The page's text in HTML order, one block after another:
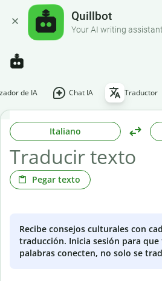
Quillbot
Your AI writing assistant
de IA Chat IA Traductor
Italiano
Pegar texto
Recibe consejos culturales con
traducción. Inicia sesión para que
palabras conecten, no solo se